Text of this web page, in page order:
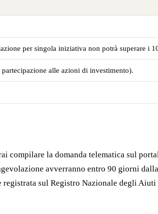
per singola iniziativa non potrà superare i
alle azioni di investimento).
compilare la domanda telematica sul
avverranno entro 90 giorni
sul Registro Nazionale degli